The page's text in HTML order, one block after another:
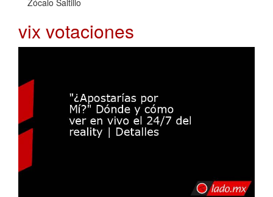
vix votaciones